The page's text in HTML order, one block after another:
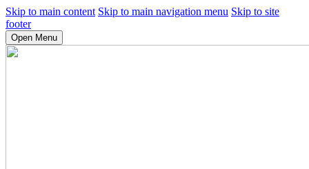
Skip to main content Skip to main navigation menu Skip to site
footer
Open Menu